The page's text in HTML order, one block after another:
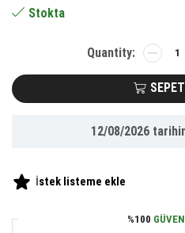
Stokta
Banyo
Diş
Macunu
Fırçası
adet
12/08/2026
İstek listeme ekle
%100